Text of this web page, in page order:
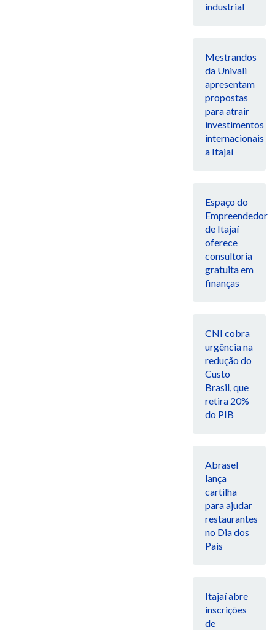
industrial
Mestrandos
da Univali
apresentam
propostas
para atrair
investimentos
internacionais
a Itajaí
Espaço do
Empreendedor
de Itajaí
oferece
consultoria
gratuita em
finanças
CNI cobra
urgência na
redução do
Custo
Brasil, que
retira 20%
do PIB
Abrasel
lança
cartilha
para ajudar
restaurantes
no Dia dos
Pais
Itajaí abre
inscrições
de